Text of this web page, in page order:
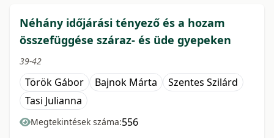
Néhány időjárási tényező és a hozam
összefüggése száraz- és üde gyepeken
39-42
Török Gábor Bajnok Márta
Szentes Szilárd
Tasi Julianna
Megtekintések száma:556